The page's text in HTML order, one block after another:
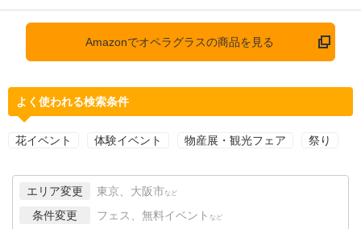
Amazonでオペラグラスの商品を見る
よく使われる検索条件
花イベント 体験イベント 物産展・観光フェア 祭り
エリア変更 東京、大阪市 など
条件変更 フェス、無料イベント など